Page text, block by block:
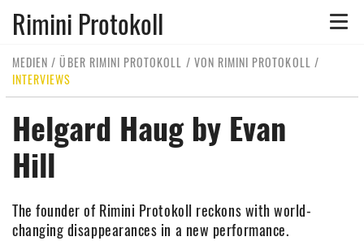
Toggle
Rimini Protokoll
MEDIEN /ÜBER RIMINI PROTOKOLL / VON RIMINI PROTOKOLL /
INTERVIEWS
Helgard Haug by Evan
Hill
The founder of Rimini Protokoll reckons with world-
changing disappearances in a new performance.